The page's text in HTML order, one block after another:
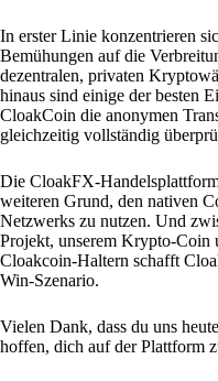
In erster Linie konzentrieren
Bemühungen auf die
dezentralen, privaten
hinaus sind einige der besten
CloakCoin die anonymen
gleichzeitig vollständig
Die CloakFX-
weiteren Grund, den nativen
Netzwerks zu nutzen. Und
Projekt, unserem Krypto-Coin
Cloakcoin-Haltern schafft
Win-Szenario.
Vielen Dank, dass du uns
hoffen, dich auf der Plattform